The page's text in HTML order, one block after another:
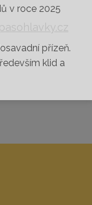
v roce 2025
přízeň.
klid a